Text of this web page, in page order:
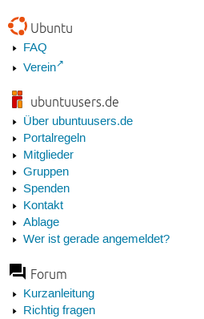
Ubuntu
FAQ
Verein
ubuntuusers.de
Über ubuntuusers.de
Portalregeln
Mitglieder
Gruppen
Spenden
Kontakt
Ablage
Wer ist gerade angemeldet?
Forum
Kurzanleitung
Richtig fragen